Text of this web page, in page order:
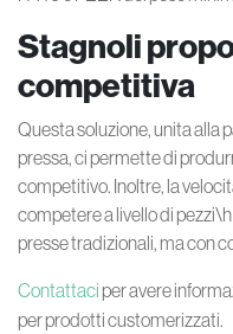
Stagnoli
competitiva
Questa soluzione, unita alla
pressa, ci permette di
competitivo. Inoltre, la
competere a livello di
presse tradizionali, ma con
Contattaciper avere
per prodotti customerizzati.